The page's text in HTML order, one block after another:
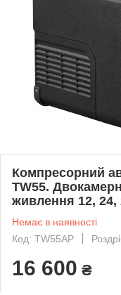
Компресорний
TW55.
живлення 12, 24,
Немає в наявності
Код: TW55AP
16 600 ₴